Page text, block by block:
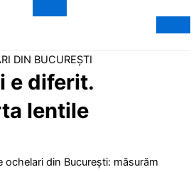
DIN BUCUREȘTI
e diferit.
lentile
ochelari din București: măsurăm